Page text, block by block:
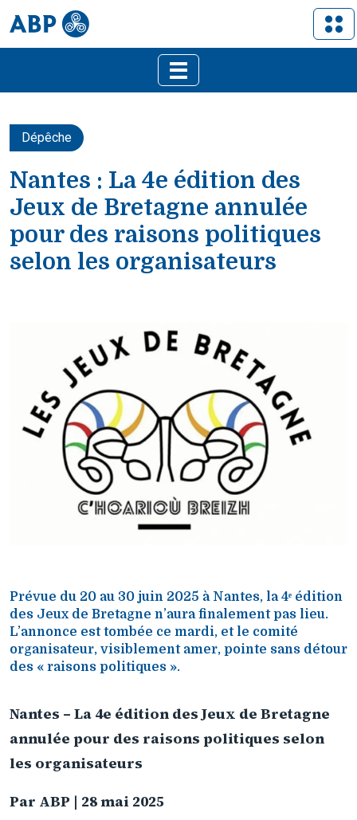
Dépêche
Nantes : La 4e édition des
Jeux de Bretagne annulée
pour des raisons politiques
selon les organisateurs
Prévue du 20 au 30 juin 2025 à Nantes, la 4ᵉ édition
des Jeux de Bretagne n’aura finalement pas lieu.
L’annonce est tombée ce mardi, et le comité
organisateur, visiblement amer, pointe sans détour
des « raisons politiques ».
Nantes – La 4e édition des Jeux de Bretagne
annulée pour des raisons politiques selon
les organisateurs
Par ABP | 28 mai 2025